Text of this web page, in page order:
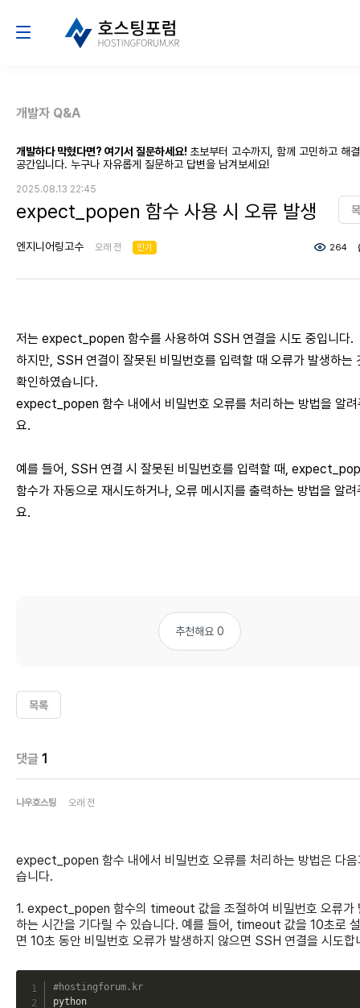
개발자 Q&A
개발하다 막혔다면? 여기서 질문하세요! 초보부터 고수까지, 함께 고민하고 해
공간입니다. 누구나 자유롭게 질문하고 답변을 남겨보세요!
2025.08.13 22:45
expect_popen 함수 사용 시 오류 발생
엔지니어링고수 오래 전 인기 264
저는 expect_popen 함수를 사용하여 SSH 연결을 시도 중입니다.
하지만, SSH 연결이 잘못된 비밀번호를 입력할 때 오류가 발생하는
확인하였습니다.
expect_popen 함수 내에서 비밀번호 오류를 처리하는 방법을 알려
요.
예를 들어, SSH 연결 시 잘못된 비밀번호를 입력할 때,
함수가 자동으로 재시도하거나, 오류 메시지를 출력하는 방법을 알려
요.
추천해요 0
목록
댓글 1
나우호스팅 오래 전
expect_popen 함수 내에서 비밀번호 오류를 처리하는 방법은 다음
습니다.
1. expect_popen 함수의 timeout 값을 조절하여 비밀번호 오류가
하는 시간을 기다릴 수 있습니다. 예를 들어, timeout 값을 10초로
면 10초 동안 비밀번호 오류가 발생하지 않으면 SSH 연결을 시도합
#hostingforum.kr
python